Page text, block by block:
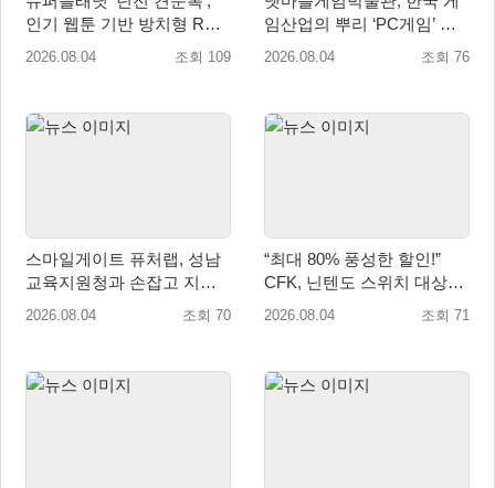
인기 웹툰 기반 방치형 RPG
로 글로벌 정식 출시
2026.08.04 조회 109
임산업의 뿌리 ‘PC게임’ 상
설전시로 재조명
2026.08.04 조회 76
스마일게이트 퓨처랩, 성남
교육지원청과 손잡고 지역
협력 학생교육 프로그램 개
2026.08.04 조회 70
“최대 80% 풍성한 할인!”
CFK, 닌텐도 스위치 대상
‘여름방학 세일’ 진행!
2026.08.04 조회 71